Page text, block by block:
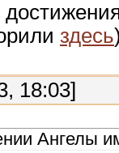
здесь
18:03]
Ангелы